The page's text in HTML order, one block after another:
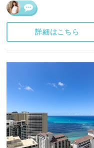
詳細はこちら